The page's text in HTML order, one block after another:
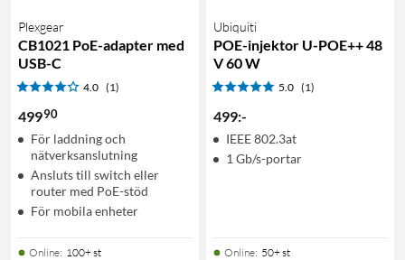
Plexgear
CB1021 PoE-adapter med
USB-C
4.0 (1)
49990
För laddning och
nätverksanslutning
Ansluts till switch eller
router med PoE-stöd
För mobila enheter
Online: 100+ st
Ubiquiti
POE-injektor U-POE++ 48
V 60 W
5.0 (1)
499:-
IEEE 802.3at
1 Gb/s-portar
Online: 50+ st